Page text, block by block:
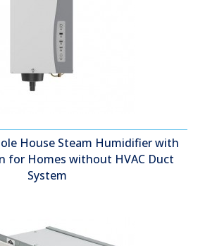
House Steam Humidifier with
for Homes without HVAC Duct
System